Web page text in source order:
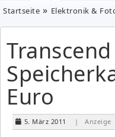
Startseite Elektronik &
Euro
5. März 2011 | Anzeige